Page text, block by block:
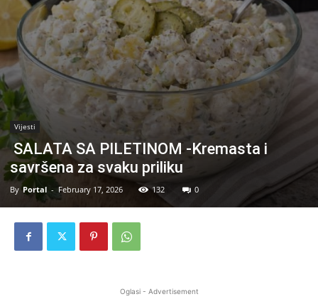
Vijesti
SALATA SA PILETINOM -Kremasta i
savršena za svaku priliku
By Portal - February 17, 2026 132 0
Oglasi - Advertisement